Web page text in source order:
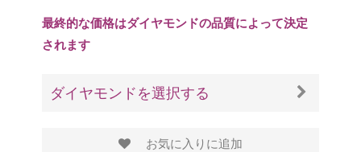
ド
ド
最終的な価格はダイヤモンドの品質によって決定
されます
ダイヤモンドを選択する
お気に入りに追加